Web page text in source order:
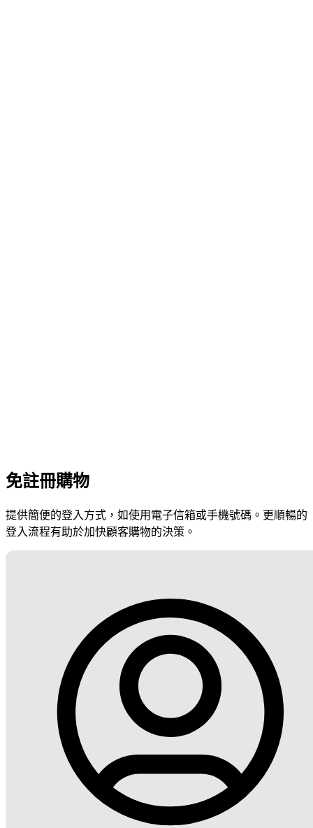
免註冊購物
提供簡便的登入方式，如使用電子信箱或手機號碼。更順暢的
登入流程有助於加快顧客購物的決策。